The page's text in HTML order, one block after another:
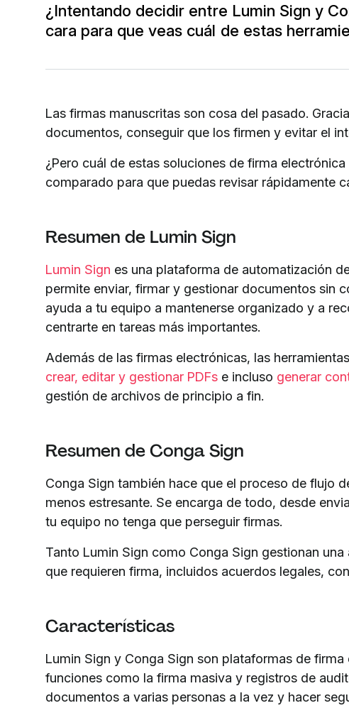
¿Intentando decidir entre Lumin Sign y
cara para que veas cuál de estas
Las firmas manuscritas son cosa del pasado.
documentos, conseguir que los firmen y evitar el
¿Pero cuál de estas soluciones de firma
comparado para que puedas revisar rápidamente
Resumen de Lumin Sign
Lumin Sign es una plataforma de automatización
permite enviar, firmar y gestionar documentos sin
ayuda a tu equipo a mantenerse organizado y a
centrarte en tareas más importantes.
Además de las firmas electrónicas, las
crear, editar y gestionar PDFs e incluso generar
gestión de archivos de principio a fin.
Resumen de Conga Sign
Conga Sign también hace que el proceso de flujo
menos estresante. Se encarga de todo, desde
tu equipo no tenga que perseguir firmas.
Tanto Lumin Sign como Conga Sign gestionan
que requieren firma, incluidos acuerdos legales,
Características
Lumin Sign y Conga Sign son plataformas de
funciones como la firma masiva y registros de
documentos a varias personas a la vez y hacer